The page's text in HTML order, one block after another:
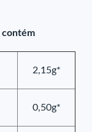
contém
2,15g*
0,50g*